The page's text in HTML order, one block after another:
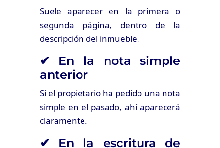
Suele aparecer en la primera o
segunda página, dentro de la
descripción del inmueble.
✔ En la nota simple
anterior
Si el propietario ha pedido una nota
simple en el pasado, ahí aparecerá
claramente.
✔ En la escritura de